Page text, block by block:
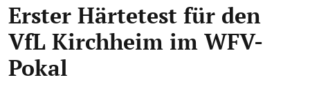
Erster Härtetest für den
VfL Kirchheim im WFV-
Pokal